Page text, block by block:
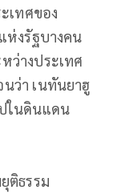
เทศของ
ห่งรัฐบางคน
ว่างประเทศ
ว่า เนทันยาฮู
ในดินแดน
ติธรรม